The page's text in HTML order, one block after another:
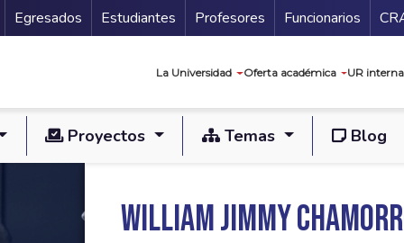
Secundario
Egresados Estudiantes Profesores Funcionarios
La Universidad Oferta académica UR
Proyectos Temas Blog
William Jimmy